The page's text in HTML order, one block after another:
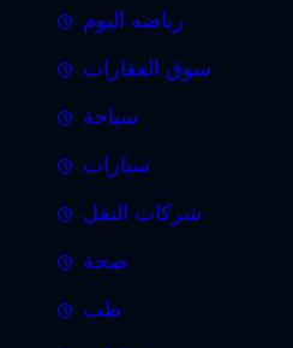
رياضه اليوم
سوق العقارات
سياحة
سيارات
شركات النقل
صحة
طب